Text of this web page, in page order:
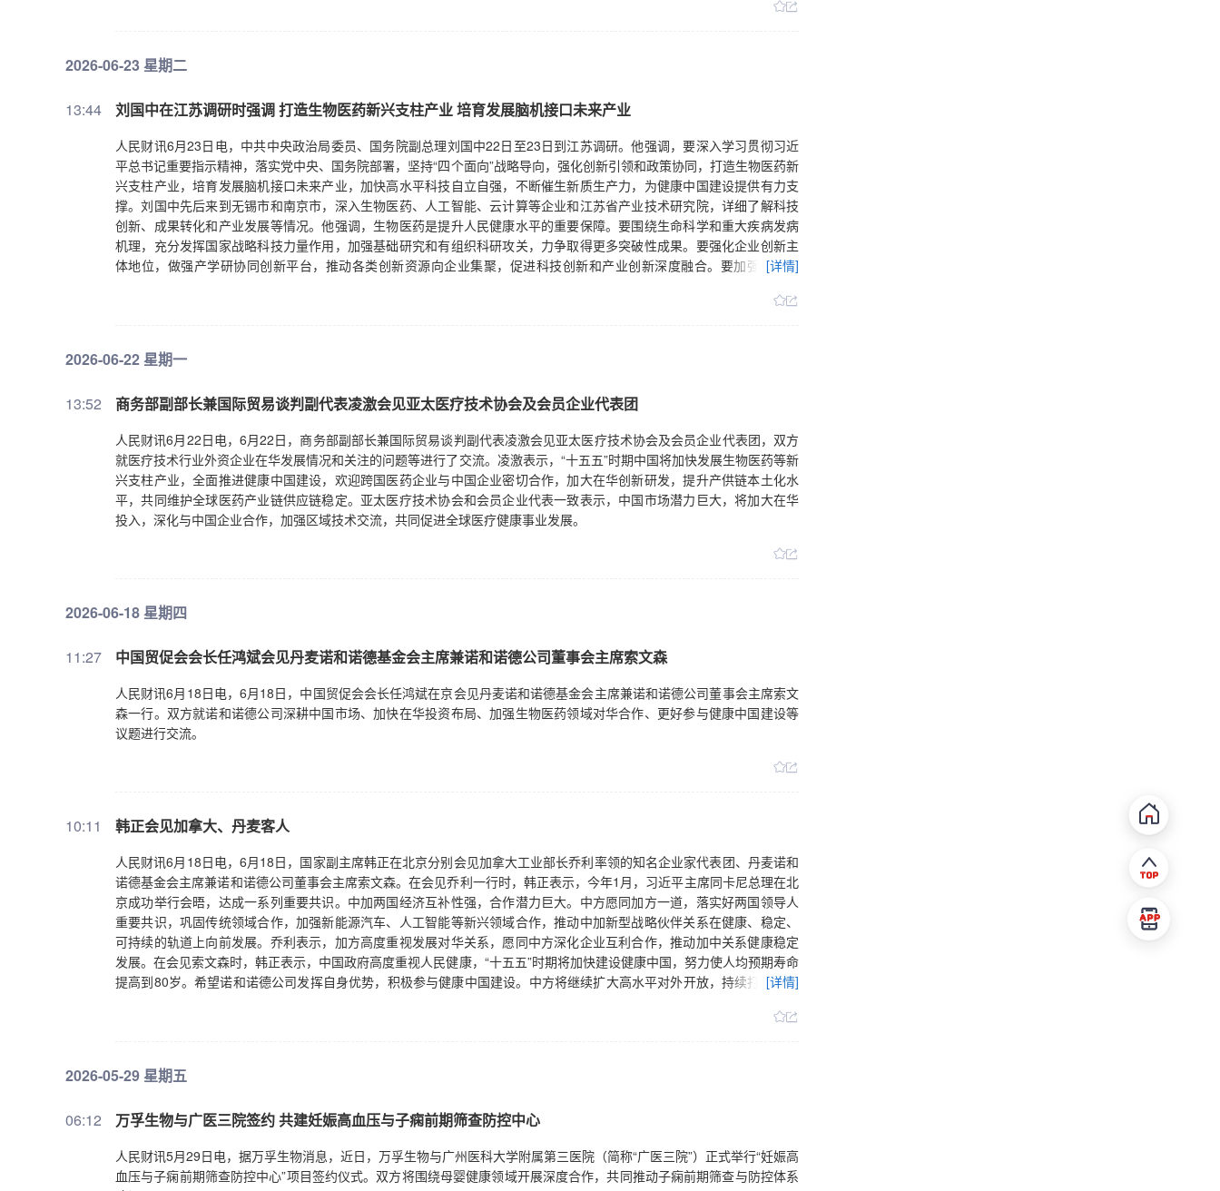
发挥标杆带动作用。四是要进一步提炼一批标准规范。进一步提炼各试验区典型经验，推动将“一地创新”变成“全国经验”，
2026-06-23 星期二
13:44 刘国中在江苏调研时强调 打造生物医药新兴支柱产业 培育发展脑机接口未来产业
人民财讯6月23日电，中共中央政治局委员、国务院副总理刘国中22日至23日到江苏调研。他强调，要深入学习贯彻习近
平总书记重要指示精神，落实党中央、国务院部署，坚持“四个面向”战略导向，强化创新引领和政策协同，打造生物医药新
兴支柱产业，培育发展脑机接口未来产业，加快高水平科技自立自强，不断催生新质生产力，为健康中国建设提供有力支
撑。刘国中先后来到无锡市和南京市，深入生物医药、人工智能、云计算等企业和江苏省产业技术研究院，详细了解科技
创新、成果转化和产业发展等情况。他强调，生物医药是提升人民健康水平的重要保障。要围绕生命科学和重大疾病发病
机理，充分发挥国家战略科技力量作用，加强基础研究和有组织科研攻关，力争取得更多突破性成果。要强化企业创新主
体地位，做强产学研协同创新平台，推动各类创新资源向企业集聚，促进科技创新和产业创新深度融合。要加强信息共
药人才培养，落实全链条支持创新药发展政策措施，不断优化产业创新生态。刘国中还来到南京大学脑机接口研究院，实
拓展脑疾病诊治、运动康复治疗、健康监测等应用场景，营造良好发展环境。要健全标准体系和监管机制，推动脑机接口
预报预警，强化部门协同联动，落实落细各项防范措施，扎实做好水旱灾害防御、农业防灾减灾、灾后恢复和卫生防疫等
[详情]
2026-06-22 星期一
13:52 商务部副部长兼国际贸易谈判副代表凌激会见亚太医疗技术协会及会员企业代表团
人民财讯6月22日电，6月22日，商务部副部长兼国际贸易谈判副代表凌激会见亚太医疗技术协会及会员企业代表团，双方
就医疗技术行业外资企业在华发展情况和关注的问题等进行了交流。凌激表示，“十五五”时期中国将加快发展生物医药等新
兴支柱产业，全面推进健康中国建设，欢迎跨国医药企业与中国企业密切合作，加大在华创新研发，提升产供链本土化水
平，共同维护全球医药产业链供应链稳定。亚太医疗技术协会和会员企业代表一致表示，中国市场潜力巨大，将加大在华
投入，深化与中国企业合作，加强区域技术交流，共同促进全球医疗健康事业发展。
2026-06-18 星期四
11:27 中国贸促会会长任鸿斌会见丹麦诺和诺德基金会主席兼诺和诺德公司董事会主席索文森
人民财讯6月18日电，6月18日，中国贸促会会长任鸿斌在京会见丹麦诺和诺德基金会主席兼诺和诺德公司董事会主席索文
森一行。双方就诺和诺德公司深耕中国市场、加快在华投资布局、加强生物医药领域对华合作、更好参与健康中国建设等
议题进行交流。
10:11 韩正会见加拿大、丹麦客人
人民财讯6月18日电，6月18日，国家副主席韩正在北京分别会见加拿大工业部长乔利率领的知名企业家代表团、丹麦诺和
诺德基金会主席兼诺和诺德公司董事会主席索文森。在会见乔利一行时，韩正表示，今年1月，习近平主席同卡尼总理在北
京成功举行会晤，达成一系列重要共识。中加两国经济互补性强，合作潜力巨大。中方愿同加方一道，落实好两国领导人
重要共识，巩固传统领域合作，加强新能源汽车、人工智能等新兴领域合作，推动中加新型战略伙伴关系在健康、稳定、
可持续的轨道上向前发展。乔利表示，加方高度重视发展对华关系，愿同中方深化企业互利合作，推动加中关系健康稳定
发展。在会见索文森时，韩正表示，中国政府高度重视人民健康，“十五五”时期将加快建设健康中国，努力使人均预期寿命
提高到80岁。希望诺和诺德公司发挥自身优势，积极参与健康中国建设。中方将继续扩大高水平对外开放，持续打造市场
[详情]
2026-05-29 星期五
06:12 万孚生物与广医三院签约 共建妊娠高血压与子痫前期筛查防控中心
人民财讯5月29日电，据万孚生物消息，近日，万孚生物与广州医科大学附属第三医院（简称“广医三院”）正式举行“妊娠高
血压与子痫前期筛查防控中心”项目签约仪式。双方将围绕母婴健康领域开展深度合作，共同推动子痫前期筛查与防控体系